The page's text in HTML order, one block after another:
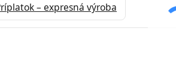
– expresná výroba